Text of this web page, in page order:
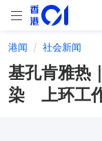
港闻 社会新闻
基孔肯雅热
染 上环工